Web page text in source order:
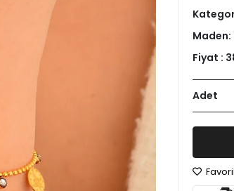
Maden:
Fiyat :
Adet